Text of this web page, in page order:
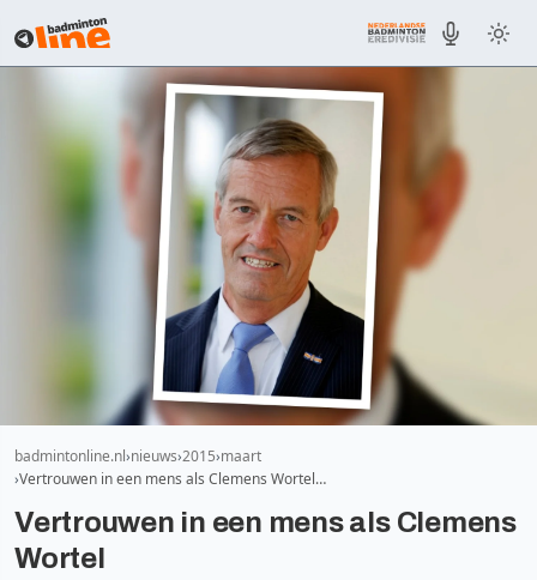
badmintonline.nl nieuws 2015 maart
Vertrouwen in een mens als Clemens Wortel…
Vertrouwen in een mens als Clemens
Wortel